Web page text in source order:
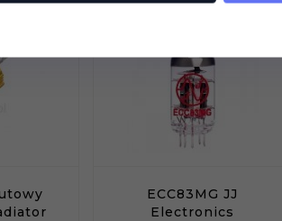
ECC83MG JJ
Electronics